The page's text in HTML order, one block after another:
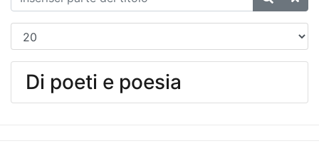
Di poeti e poesia